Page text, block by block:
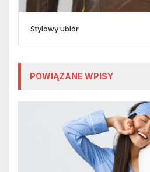
Stylowy ubiór
POWIĄZANE WPISY